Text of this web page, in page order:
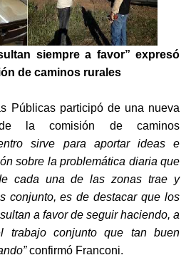
siempre a favor” expresó
de caminos rurales
Públicas participó de una nueva
la comisión de caminos
sirve para aportar ideas e
sobre la problemática diaria que
cada una de las zonas trae y
conjunto, es de destacar que los
a favor de seguir haciendo, a
trabajo conjunto que tan buen
confirmó Franconi.